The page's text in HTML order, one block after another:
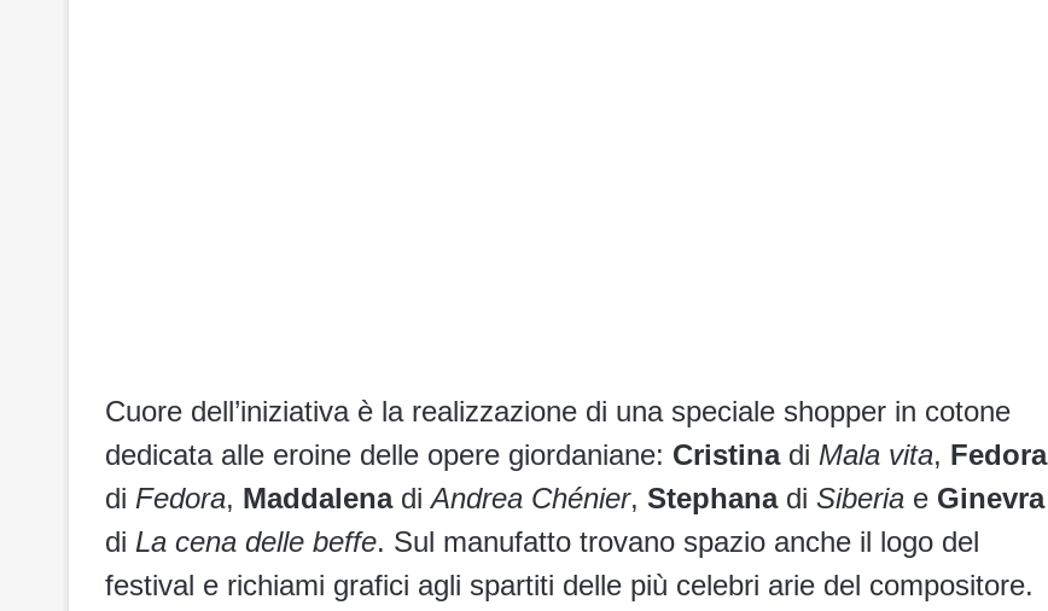
Cuore dell’iniziativa è la realizzazione di una speciale shopper in cotone
dedicata alle eroine delle opere giordaniane: Cristinadi Mala vita, Fedora
di Fedora, MaddalenadiAndrea Chénier, Stephanadi Siberia e Ginevra
di La cena delle beffe. Sul manufatto trovano spazio anche il logo del
festival e richiami grafici agli spartiti delle più celebri arie del compositore.